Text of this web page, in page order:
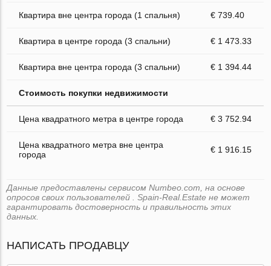
Квартира вне центра города (1 спальня) € 739.40
Квартира в центре города (3 спальни) € 1 473.33
Квартира вне центра города (3 спальни) € 1 394.44
Стоимость покупки недвижимости
Цена квадратного метра в центре города € 3 752.94
Цена квадратного метра вне центра
города
€ 1 916.15
Данные предоставлены сервисом Numbeo.com, на основе
опросов своих пользователей . Spain-Real.Estate не может
гарантировать достоверность и правильность этих
данных.
НАПИСАТЬ ПРОДАВЦУ